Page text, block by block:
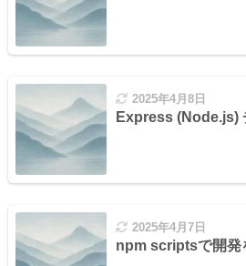
2025年4月8日
Express (Node.js)
2025年4月7日
npm scriptsで開発